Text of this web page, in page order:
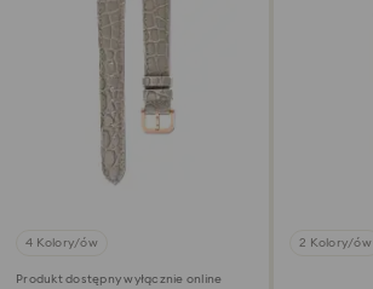
4 Kolory/ów
Produkt dostępny wyłącznie online
2 Kolory/ów